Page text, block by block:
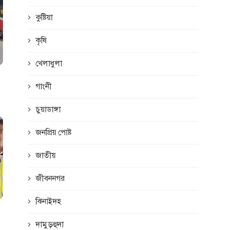
কুষ্টিয়া
কৃষি
খেলাধুলা
গাংনী
চুয়াডাঙ্গা
জনপ্রিয় পোষ্ট
জাতীয়
জীবননগর
ঝিনাইদহ
দামুড়হুদা